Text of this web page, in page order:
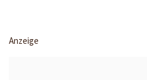
Anzeige